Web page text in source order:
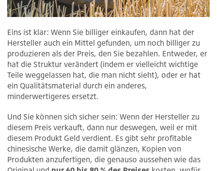
Eins ist klar: Wenn Sie billiger einkaufen, dann hat der
Hersteller auch ein Mittel gefunden, um noch billiger zu
produzieren als der Preis, den Sie bezahlen. Entweder, er
hat die Struktur verändert (indem er vielleicht wichtige
Teile weggelassen hat, die man nicht sieht), oder er hat
ein Qualitätsmaterial durch ein anderes,
minderwertigeres ersetzt.
Und Sie können sich sicher sein: Wenn der Hersteller zu
diesem Preis verkauft, dann nur deswegen, weil er mit
diesem Produkt Geld verdient. Es gibt sehr profitable
chinesische Werke, die damit glänzen, Kopien von
Produkten anzufertigen, die genauso aussehen wie das